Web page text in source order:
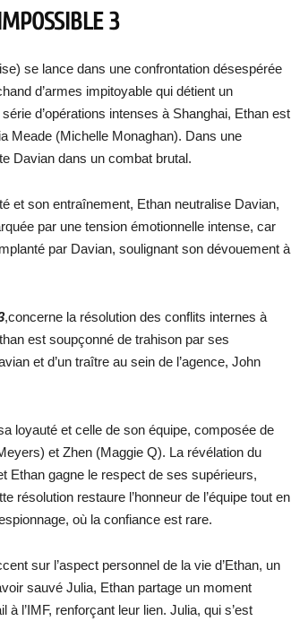
3
se lance dans une confrontation désespérée
d’armes impitoyable qui détient un
d’opérations intenses à Shanghai, Ethan est
Meade (Michelle Monaghan). Dans une
Davian dans un combat brutal.
et son entraînement, Ethan neutralise Davian,
par une tension émotionnelle intense, car
par Davian, soulignant son dévouement à
,concerne la résolution des conflits internes à
est soupçonné de trahison par ses
et d’un traître au sein de l’agence, John
loyauté et celle de son équipe, composée de
et Zhen (Maggie Q). La révélation du
Ethan gagne le respect de ses supérieurs,
résolution restaure l’honneur de l’équipe tout en
où la confiance est rare.
sur l’aspect personnel de la vie d’Ethan, un
sauvé Julia, Ethan partage un moment
l’IMF, renforçant leur lien. Julia, qui s’est